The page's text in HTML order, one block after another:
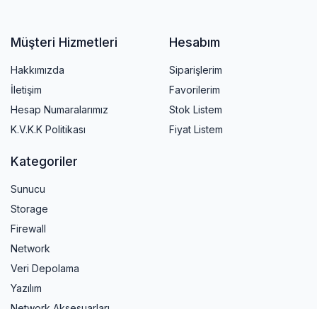
Müşteri Hizmetleri
Hakkımızda
İletişim
Hesap Numaralarımız
K.V.K.K Politikası
Hesabım
Siparişlerim
Favorilerim
Stok Listem
Fiyat Listem
Kategoriler
Sunucu
Storage
Firewall
Network
Veri Depolama
Yazılım